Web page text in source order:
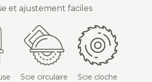
et ajustement faciles
Scie circulaire
Scie cloche